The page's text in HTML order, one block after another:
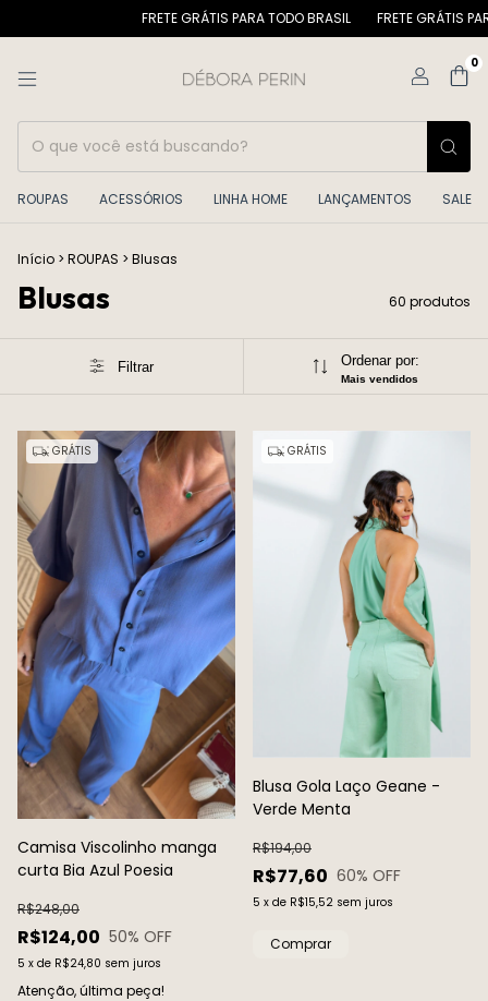
FRETE GRÁTIS PARA TODO BRASIL FRETE GRÁTIS PARA TODO BRASIL
0
ROUPAS ACESSÓRIOS LINHA HOME LANÇAMENTOS SALE
Início > ROUPAS > Blusas
Blusas 60 produtos
Filtrar Ordenar por:
Mais vendidos
GRÁTIS
Camisa Viscolinho manga
curta Bia Azul Poesia
R$124,00
R$248,00
50% OFF
5 x de R$24,80 sem juros
Atenção, última peça!
GRÁTIS
Blusa Gola Laço Geane -
Verde Menta
R$77,60
R$194,00
60% OFF
5 x de R$15,52 sem juros
Comprar